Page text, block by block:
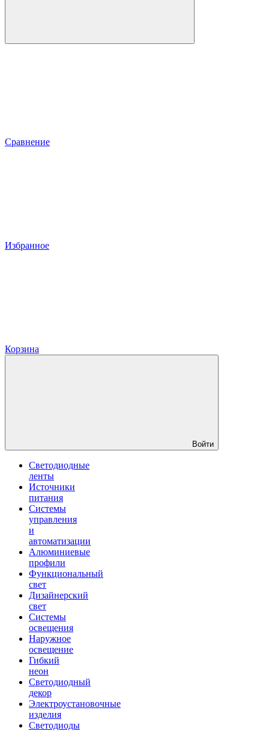
Сравнение
Избранное
Корзина
Войти
Светодиодные
ленты
Источники
питания
Системы
управления
и
автоматизации
Алюминиевые
профили
Функциональный
свет
Дизайнерский
свет
Системы
освещения
Наружное
освещение
Гибкий
неон
Светодиодный
декор
Электроустановочные
изделия
Светодиоды